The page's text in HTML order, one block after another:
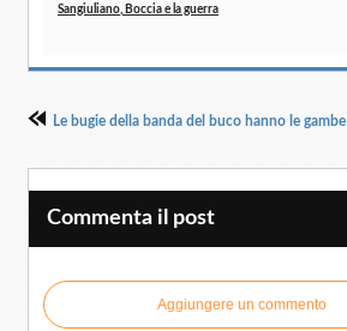
Sangiuliano, Boccia e la guerra
Le bugie della banda del buco hanno le
Commenta il post
Aggiungere un commento